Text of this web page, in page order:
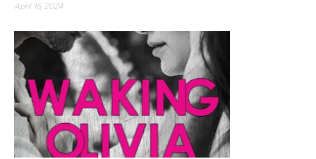
April 16, 2024